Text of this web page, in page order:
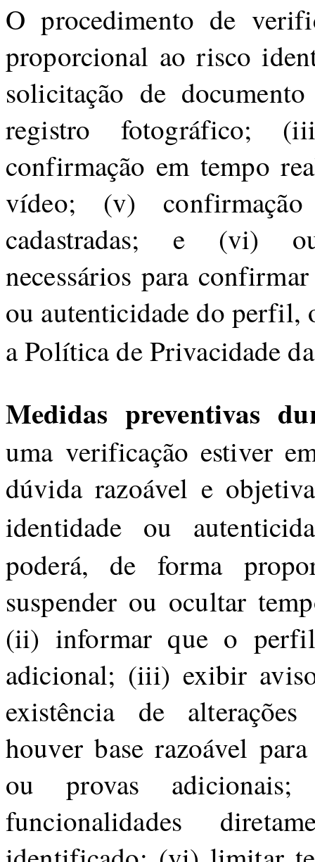
O procedimento de
proporcional ao risco
solicitação de
registro fotográfico;
confirmação em tempo
vídeo; (v) confirmação
cadastradas; e (vi)
necessários para
ou autenticidade do perfil,
a Política de Privacidade
Medidas preventivas
uma verificação estiver
dúvida razoável e
identidade ou
poderá, de forma
suspender ou ocultar
(ii) informar que o perfil
adicional; (iii) exibir
existência de
houver base razoável
ou provas adicionais;
funcionalidades